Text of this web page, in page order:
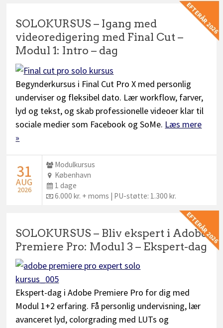
SOLOKURSUS – Igang med
videoredigering med Final Cut –
Modul 1: Intro – dag
EFTERÅR 2026
Begynderkursus i Final Cut Pro X med personlig
underviser og fleksibel dato. Lær workflow, farver,
lyd og tekst, og skab professionelle videoer klar til
sociale medier som Facebook og SoMe. Læs mere
»
STARTDATO:
31
AUG
2026
Udbyder:
Modulkursus
Sted:
København
Dage:
1 dage
Pris:6.000 kr. + moms | PU-støtte: 1.300 kr.
SOLOKURSUS – Bliv ekspert i Adobe
Premiere Pro: Modul 3 – Ekspert-dag
EFTERÅR 2026
Ekspert-dag i Adobe Premiere Pro for dig med
Modul 1+2 erfaring. Få personlig undervisning, lær
avanceret lyd, colorgrading med LUTs og